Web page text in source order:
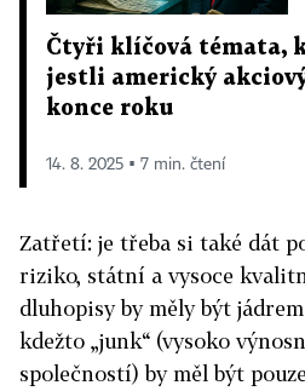
Čtyři klíčová témata,
jestli americký
konce roku
14. 8. 2025 ▪ 7 min. čtení
Zatřetí: je třeba si také dát
riziko, státní a vysoce
dluhopisy by měly být
kdežto „junk“ (vysoko
společností) by měl být